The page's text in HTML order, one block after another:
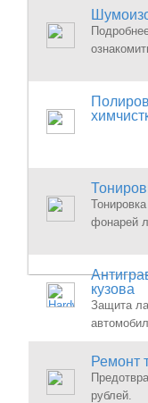
фонарей
кузова
Защита
Ремонт
рублей.